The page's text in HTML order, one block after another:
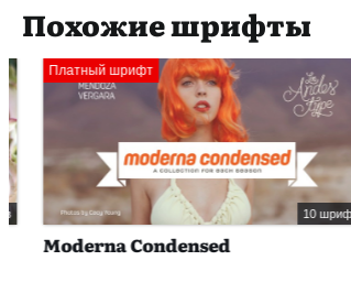
Похожие шрифты
Платный шрифт
10 шрифтов
Moderna Condensed